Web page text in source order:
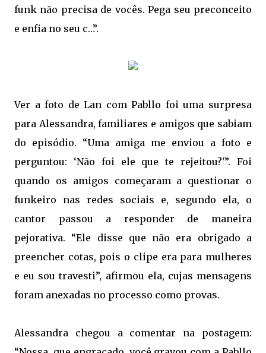
funk não precisa de vocês. Pega seu preconceito
e enfia no seu c…”.
Ver a foto de Lan com Pabllo foi uma surpresa
para Alessandra, familiares e amigos que sabiam
do episódio. “Uma amiga me enviou a foto e
perguntou: ‘Não foi ele que te rejeitou?'”. Foi
quando os amigos começaram a questionar o
funkeiro nas redes sociais e, segundo ela, o
cantor passou a responder de maneira
pejorativa. “Ele disse que não era obrigado a
preencher cotas, pois o clipe era para mulheres
e eu sou travesti”, afirmou ela, cujas mensagens
foram anexadas no processo como provas.
Alessandra chegou a comentar na postagem: